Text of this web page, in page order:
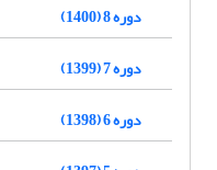
دوره 8 (1400)
دوره 7 (1399)
دوره 6 (1398)